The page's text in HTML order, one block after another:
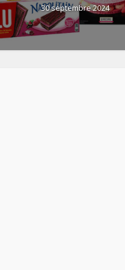
30 septembre 2024